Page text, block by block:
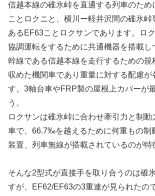
信越本線の碓氷峠を直通する列車のため
ことロクニと、横川ー軽井沢間の碓氷
あるEF63ことロクサンであります。ロ
協調運転をするために共通機器を搭載し
幹線である信越本線を走行するための規
収めた機関車であり重量に対する配慮が
す。3軸台車やFRP製の屋根上カバーが
う。
ロクサンは碓氷峠に合わせ牽引力と制動
車で、66.7‰を越えるために何重もの制
装置、列車無線が搭載されているのが特
そんな2型式が直接手を取り合うのは碓
すが、EF62/EF63の3重連が見られたの